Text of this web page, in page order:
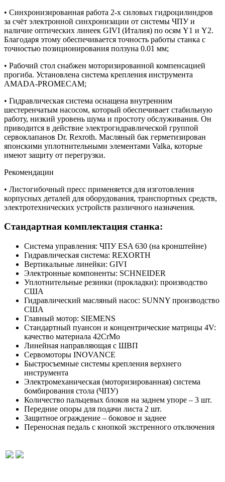
• Синхронизированная работа 2-х силовых гидроцилиндров
за счёт электронной синхронизации от системы ЧПУ и
наличие оптических линеек GIVI (Италия) по осям Y1 и Y2.
Благодаря этому обеспечивается точность работы станка с
точностью позиционирования ползуна 0.01 мм;
• Рабочий стол снабжен моторизированной компенсацией
прогиба. Установлена система крепления инструмента
AMADA-PROMECAM;
• Гидравлическая система оснащена внутренним
шестеренчатым насосом, который обеспечивает стабильную
работу, низкий уровень шума и простоту обслуживания. Он
приводится в действие электрогидравлической группой
сервоклапанов Dr. Rexroth. Масляный бак герметизирован
японскими уплотнительными элементами Valka, которые
имеют защиту от перегрузки.
Рекомендации
• Листогибочный пресс применяется для изготовления
корпусных деталей для оборудования, транспортных средств,
электротехнических устройств различного назначения.
Стандартная комплектация станка:
Система управления: ЧПУ ESA 630 (на кронштейне)
Гидравлическая система: REXORTH
Вертикальные линейки: GIVI
Электронные компоненты: SCHNEIDER
Уплотнительные резинки (прокладки): производство
США
Гидравлический масляный насос: SUNNY производство
США
Главный мотор: SIEMENS
Стандартный пуансон и концентрические матрицы 4V:
качество материала 42CrMo
Линейная направляющая с ШВП
Сервомоторы INOVANCE
Быстросъемные системы крепления верхнего
инструмента
Электромеханическая (моторизированная) система
бомбирования стола (ЧПУ)
Количество пальцевых блоков на заднем упоре – 3 шт.
Передние опоры для подачи листа 2 шт.
Защитное ограждение – боковое и заднее
Переносная педаль с кнопкой экстренного отключения